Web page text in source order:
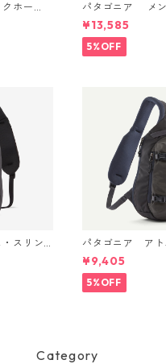
ホー
(カラー
正規
パタゴニア メン
ンヌ・ジョガー
bcat Brown) Patagonia Me
n's Terrebonne
s 日本正規品 製
¥13,585
5%OFF
スリン
8L 日本
パタゴニア アト
8L Smolder Blue
gonia Atom
本正規品
¥9,405
5%OFF
Category